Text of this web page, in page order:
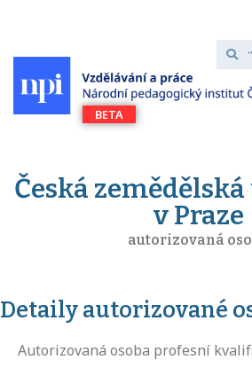
Česká
v Praze
autorizovaná
Detaily autorizované
Autorizovaná osoba profesní